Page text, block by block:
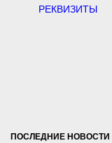
РЕКВИЗИТЫ
ПОСЛЕДНИЕ НОВОСТИ